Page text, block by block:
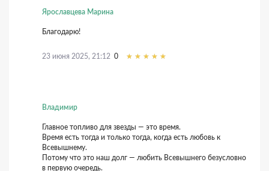
Ярославцева Марина
Благодарю!
23 июня 2025, 21:12 0
Владимир
Главное топливо для звезды — это время.
Время есть тогда и только тогда, когда есть любовь к
Всевышнему.
Потому что это наш долг — любить Всевышнего безусловно
в первую очередь.